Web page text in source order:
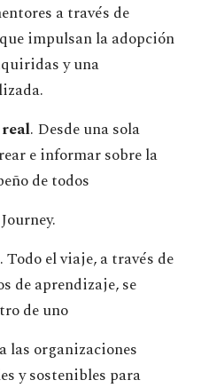
a través de
impulsan la adopción
y una
. Desde una sola
e informar sobre la
de todos
. Todo el viaje, a través de
de aprendizaje, se
de uno
las organizaciones
y sostenibles para